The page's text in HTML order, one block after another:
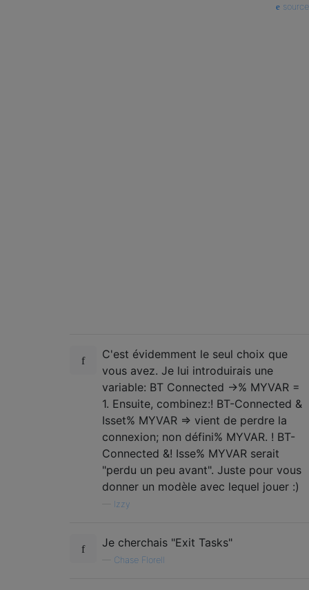
source
C'est évidemment le seul choix que
vous avez. Je lui introduirais une
variable: BT Connected ->% MYVAR =
1. Ensuite, combinez:! BT-Connected &
Isset% MYVAR => vient de perdre la
connexion; non défini% MYVAR. ! BT-
Connected &! Isse% MYVAR serait
"perdu un peu avant". Juste pour vous
donner un modèle avec lequel jouer :)
Izzy
Je cherchais "Exit Tasks"
Chase Florell